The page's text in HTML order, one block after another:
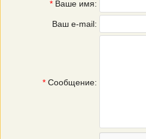
* Ваше имя:
Ваш e-mail:
* Сообщение: